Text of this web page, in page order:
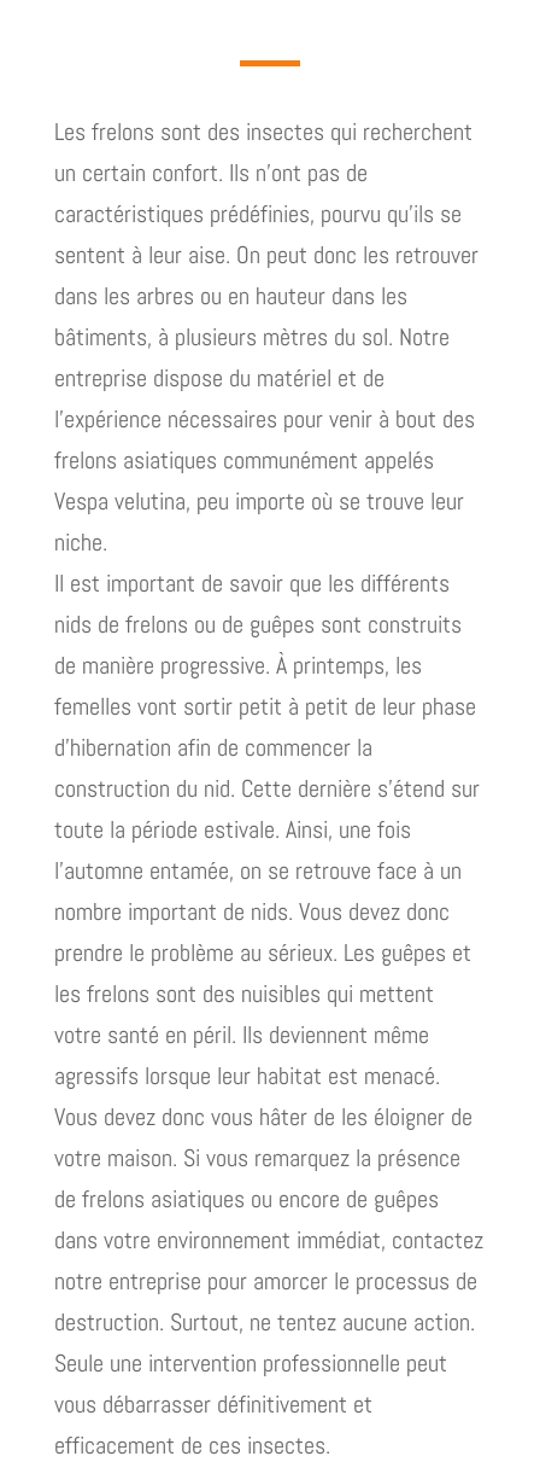
Les frelons sont des insectes qui recherchent
un certain confort. Ils n’ont pas de
caractéristiques prédéfinies, pourvu qu’ils se
sentent à leur aise. On peut donc les retrouver
dans les arbres ou en hauteur dans les
bâtiments, à plusieurs mètres du sol. Notre
entreprise dispose du matériel et de
l’expérience nécessaires pour venir à bout des
frelons asiatiques communément appelés
Vespa velutina, peu importe où se trouve leur
niche.
Il est important de savoir que les différents
nids de frelons ou de guêpes sont construits
de manière progressive. À printemps, les
femelles vont sortir petit à petit de leur phase
d’hibernation afin de commencer la
construction du nid. Cette dernière s’étend sur
toute la période estivale. Ainsi, une fois
l’automne entamée, on se retrouve face à un
nombre important de nids. Vous devez donc
prendre le problème au sérieux. Les guêpes et
les frelons sont des nuisibles qui mettent
votre santé en péril. Ils deviennent même
agressifs lorsque leur habitat est menacé.
Vous devez donc vous hâter de les éloigner de
votre maison. Si vous remarquez la présence
de frelons asiatiques ou encore de guêpes
dans votre environnement immédiat, contactez
notre entreprise pour amorcer le processus de
destruction. Surtout, ne tentez aucune action.
Seule une intervention professionnelle peut
vous débarrasser définitivement et
efficacement de ces insectes.